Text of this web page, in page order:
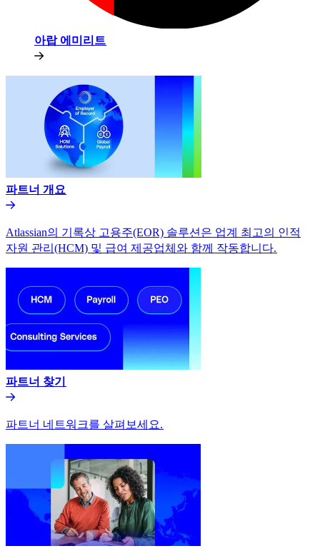
아랍 에미리트​​
파트너 개요​​
Atlassian의 기록상 고용주(EOR) 솔루션은 업계 최고의 인적
자원 관리(HCM) 및 급여 제공업체와 함께 작동합니다.​​
파트너 찾기​​
파트너 네트워크를 살펴보세요.​​